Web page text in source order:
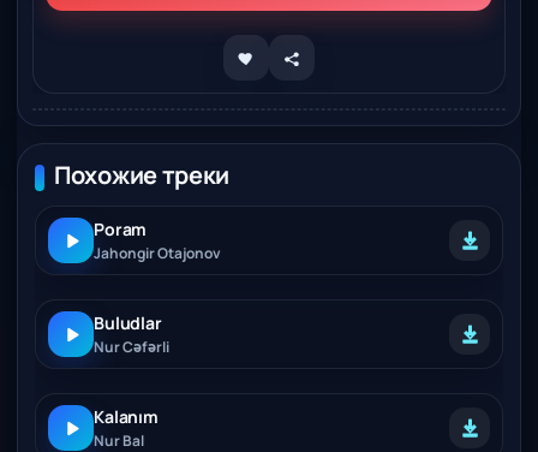
Похожие треки
Poram
Jahongir Otajonov
Buludlar
Nur Cəfərli
Kalanım
Nur Bal